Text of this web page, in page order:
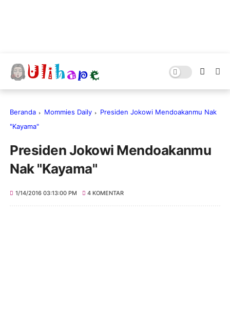
Beranda Mommies Daily
Presiden Jokowi Mendoakanmu Nak
"Kayama"
Presiden Jokowi Mendoakanmu
Nak "Kayama"
1/14/2016 03:13:00 PM 4 KOMENTAR